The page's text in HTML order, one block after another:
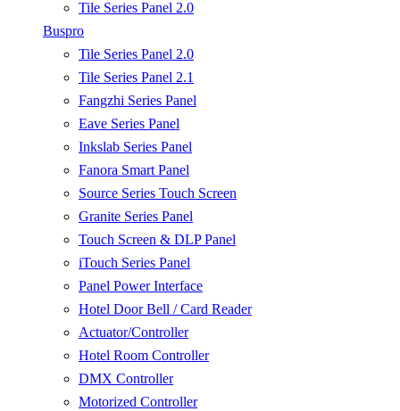
Tile Series Panel 2.0
Buspro
Tile Series Panel 2.0
Tile Series Panel 2.1
Fangzhi Series Panel
Eave Series Panel
Inkslab Series Panel
Fanora Smart Panel
Source Series Touch Screen
Granite Series Panel
Touch Screen & DLP Panel
iTouch Series Panel
Panel Power Interface
Hotel Door Bell / Card Reader
Actuator/Controller
Hotel Room Controller
DMX Controller
Motorized Controller